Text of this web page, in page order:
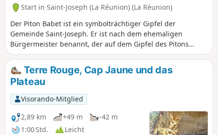
Start in Saint-Joseph (La Réunion) (La Réunion)
Der Piton Babet ist ein symbolträchtiger Gipfel der
Gemeinde Saint-Joseph. Er ist nach dem ehemaligen
Bürgermeister benannt, der auf dem Gipfel des Pitons
beigesetzt ist. Diese Wanderung ist sehr kurz und lässt sich
gut mit einem anderen Ausflug, wie beispielsweise dem
Piton de l’Entonnoir, kombinieren. Das Rauschen der Wellen
wird nie verstummen. Kurz vor Beginn des Aufstiegs sollten
Sie sich die Caverne des Hirondelles nicht entgehen lassen.
Es ist auch möglich, den Felsen zu umrunden, was jedoch
den Nachteil hat, dass man dabei durch bebaute Gebiete
kommt.
Terre Rouge, Cap Jaune und das
Plateau
Visorando-Mitglied
2,89 km
+49 m
-42 m
1:00 Std.
Leicht